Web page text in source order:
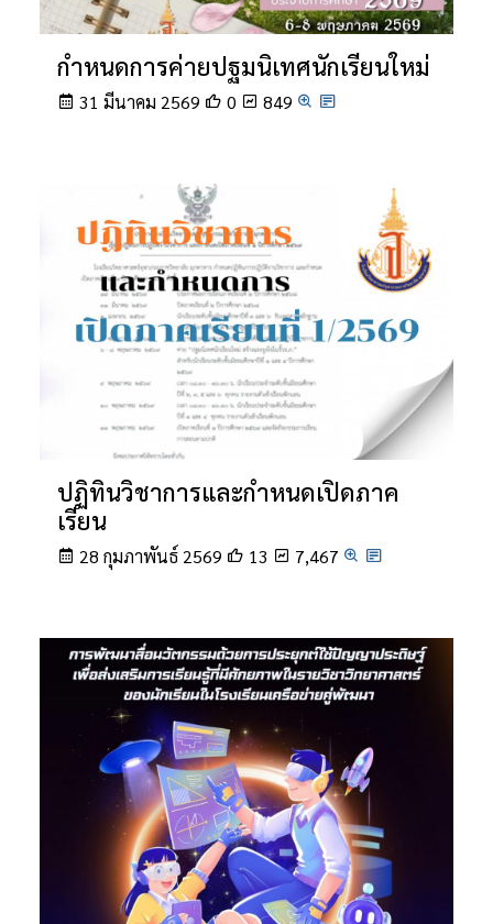
กำหนดการค่ายปฐมนิเทศนักเรียนใหม่
31 มีนาคม 2569 0 849
ปฏิทินวิชาการและกำหนดเปิดภาค
เรียน
28 กุมภาพันธ์ 2569 13 7,467